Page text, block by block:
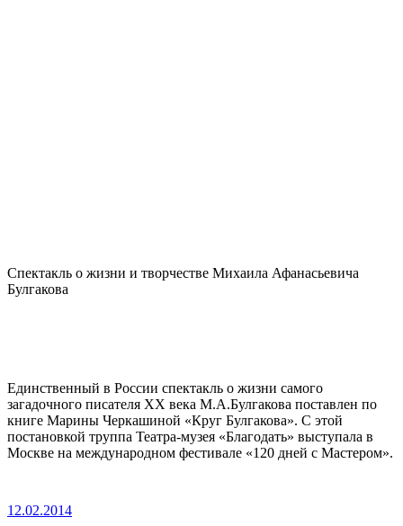
Спектакль о жизни и творчестве Михаила Афанасьевича
Булгакова
Единственный в России спектакль о жизни самого
загадочного писателя ХХ века М.А.Булгакова поставлен по
книге Марины Черкашиной «Круг Булгакова». С этой
постановкой труппа Театра-музея «Благодать» выступала в
Москве на международном фестивале «120 дней с Мастером».
12.02.2014